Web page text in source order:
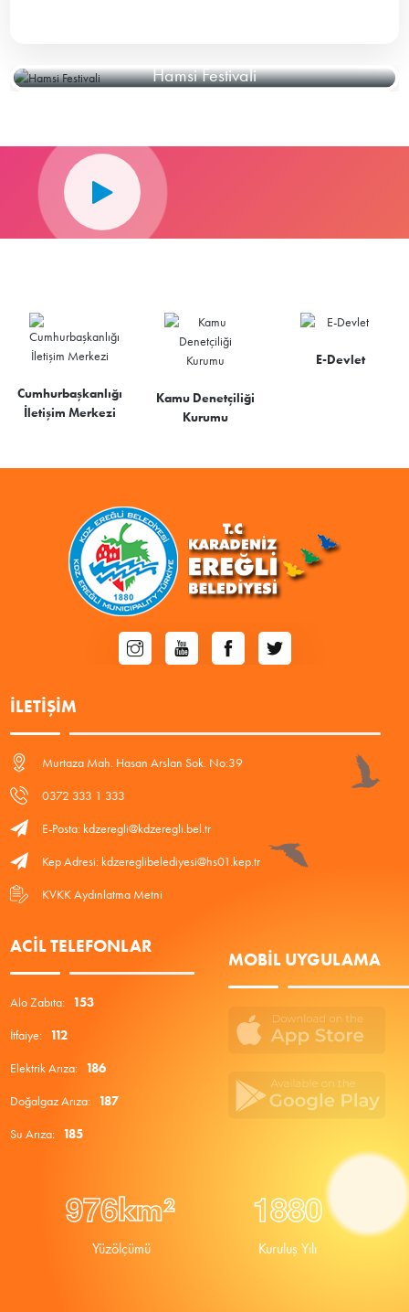
Hamsi Festivali
Cumhurbaşkanlığı
İletişim Merkezi
Kamu Denetçiliği
Kurumu
E-Devlet
İLETIŞIM
Murtaza Mah. Hasan Arslan Sok. No:39
0372 333 1 333
E-Posta: kdzeregli@kdzeregli.bel.tr
Kep Adresi: kdzereglibelediyesi@hs01.kep.tr
KVKK Aydınlatma Metni
ACIL TELEFONLAR
Alo Zabıta: 153
İtfaiye: 112
Elektrik Arıza: 186
Doğalgaz Arıza: 187
Su Arıza: 185
MOBIL UYGULAMA
976km²
Yüzölçümü
1880
Kuruluş Yılı